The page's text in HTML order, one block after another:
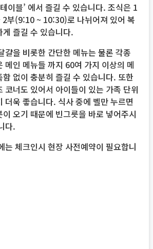
이블’ 에서 즐길 수 있습니다. 조식은 1
부(9:10 ~ 10:30)로 나뉘어져 있어 복
즐길 수 있습니다.
걀을 비롯한 간단한 메뉴는 물론 각종
메인 메뉴들 까지 60여 가지 이상의 메
없이 충분히 즐길 수 있습니다. 또한
코너도 있어서 아이들이 있는 가족 단위
더욱 좋습니다. 식사 중에 벨만 누르면
오기 때문에 빈그릇을 바로 넣어주시
다.
는 체크인시 현장 사전예약이 필요합니